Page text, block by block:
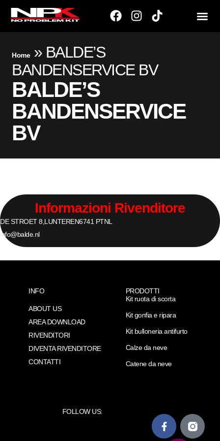
Home» BALDE’S
BANDENSERVICE BV
BALDE’S
BANDENSERVICE
BV
Informazioni Rivenditore
DE STROET 8, LUNTEREN6741 PTNL
info@balde.nl
INFO
ABOUT US
AREA DOWNLOAD
RIVENDITORI
DIVENTA RIVENDITORE
CONTATTI
PRODOTTI
Kit ruota di scorta
Kit gonfia e ripara
Kit bulloneria antifurto
Calze da neve
Catene da neve
FOLLOW US: